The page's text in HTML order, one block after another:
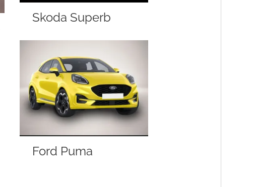
Skoda Superb
Ford Puma